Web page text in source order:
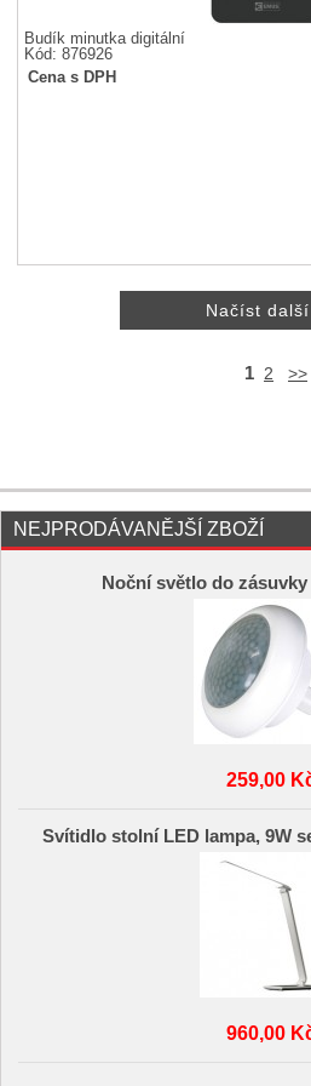
Budík minutka digitální
Kód: 876926
Cena s DPH
1 2 >>
NEJPRODÁVANĚJŠÍ ZBOŽÍ
Noční světlo do zásuvky
259,00
Svítidlo stolní LED lampa, 9W
960,00